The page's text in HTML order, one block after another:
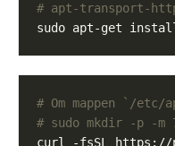
# apt-transport-
# Om mappen `/
# sudo mkdir -p -m